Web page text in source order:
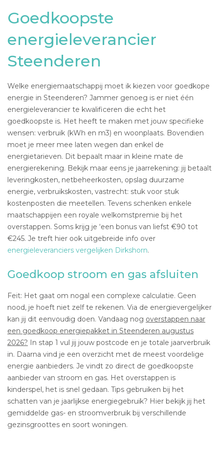
Goedkoopste
energieleverancier
Steenderen
Welke energiemaatschappij moet ik kiezen voor goedkope
energie in Steenderen? Jammer genoeg is er niet één
energieleverancier te kwalificeren die echt het
goedkoopste is. Het heeft te maken met jouw specifieke
wensen: verbruik (kWh en m3) en woonplaats. Bovendien
moet je meer mee laten wegen dan enkel de
energietarieven. Dit bepaalt maar in kleine mate de
energierekening. Bekijk maar eens je jaarrekening: jij betaalt
leveringkosten, netbeheerkosten, opslag duurzame
energie, verbruikskosten, vastrecht: stuk voor stuk
kostenposten die meetellen. Tevens schenken enkele
maatschappijen een royale welkomstpremie bij het
overstappen. Soms krijg je ‘een bonus van liefst €90 tot
€245. Je treft hier ook uitgebreide info over
energieleveranciers vergelijken Dirkshorn.
Goedkoop stroom en gas afsluiten
Feit: Het gaat om nogal een complexe calculatie. Geen
nood, je hoeft niet zelf te rekenen. Via de energievergelijker
kan jij dit eenvoudig doen. Vandaag nog overstappen naar
een goedkoop energiepakket in Steenderen augustus
2026? In stap 1 vul jij jouw postcode en je totale jaarverbruik
in. Daarna vind je een overzicht met de meest voordelige
energie aanbieders. Je vindt zo direct de goedkoopste
aanbieder van stroom en gas. Het overstappen is
kinderspel, het is snel gedaan. Tips gebruiken bij het
schatten van je jaarlijkse energiegebruik? Hier bekijk jij het
gemiddelde gas- en stroomverbruik bij verschillende
gezinsgroottes en soort woningen.